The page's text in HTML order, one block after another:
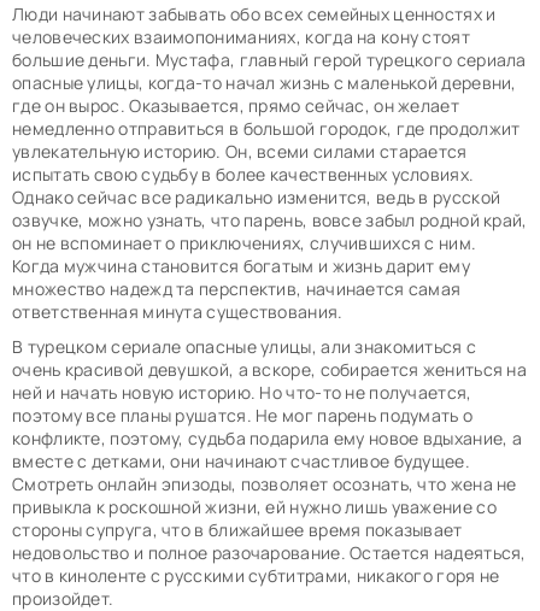
Люди начинают забывать обо всех семейных ценностях и
человеческих взаимопониманиях, когда на кону стоят
большие деньги. Мустафа, главный герой турецкого сериала
опасные улицы, когда-то начал жизнь с маленькой деревни,
где он вырос. Оказывается, прямо сейчас, он желает
немедленно отправиться в большой городок, где продолжит
увлекательную историю. Он, всеми силами старается
испытать свою судьбу в более качественных условиях.
Однако сейчас все радикально изменится, ведь в русской
озвучке, можно узнать, что парень, вовсе забыл родной край,
он не вспоминает о приключениях, случившихся с ним.
Когда мужчина становится богатым и жизнь дарит ему
множество надежд та перспектив, начинается самая
ответственная минута существования.
В турецком сериале опасные улицы, али знакомиться с
очень красивой девушкой, а вскоре, собирается жениться на
ней и начать новую историю. Но что-то не получается,
поэтому все планы рушатся. Не мог парень подумать о
конфликте, поэтому, судьба подарила ему новое вдыхание, а
вместе с детками, они начинают счастливое будущее.
Смотреть онлайн эпизоды, позволяет осознать, что жена не
привыкла к роскошной жизни, ей нужно лишь уважение со
стороны супруга, что в ближайшее время показывает
недовольство и полное разочарование. Остается надеяться,
что в киноленте с русскими субтитрами, никакого горя не
произойдет.